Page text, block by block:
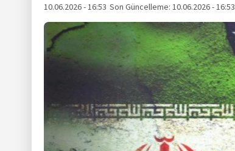
10.06.2026 - 16:53 Son Güncelleme:10.06.2026 - 16:53